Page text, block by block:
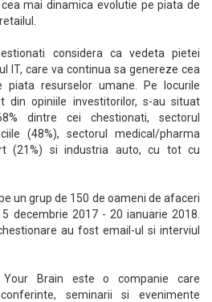
mai dinamica evolutie pe piata de
considera ca vedeta pietei
IT, care va continua sa genereze cea
piata resurselor umane. Pe locurile
din opiniile investitorilor, s-au situat
dintre cei chestionati, sectorul
(48%), sectorul medical/pharma
(21%) si industria auto, cu tot cu
un grup de 150 de oameni de afaceri
decembrie 2017 - 20 ianuarie 2018.
au fost email-ul si interviul
Brain este o companie care
seminarii si evenimente